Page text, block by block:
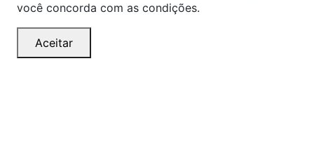
você concorda com as condições.
Aceitar